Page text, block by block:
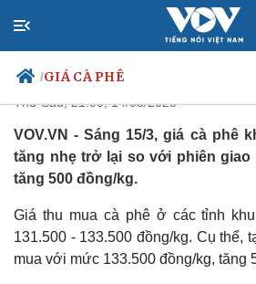
/GIÁ CÀ PHÊ
Chính trị
Tổ chức nhân sự
Quốc hội
Nhận diện sự thật
Dự
Giáo
Dấu
Giá cà phê hôm nay
trong nước tăng nhẹ
Thứ Sáu, 21:00, 14/03/2025
VOV.VN - Sáng 15/3, giá cà phê
tăng nhẹ trở lại so với phiên
tăng 500 đồng/kg.
Giá thu mua cà phê ở các tỉnh
131.500 - 133.500 đồng/kg. Cụ thể,
mua với mức 133.500 đồng/kg, tăng